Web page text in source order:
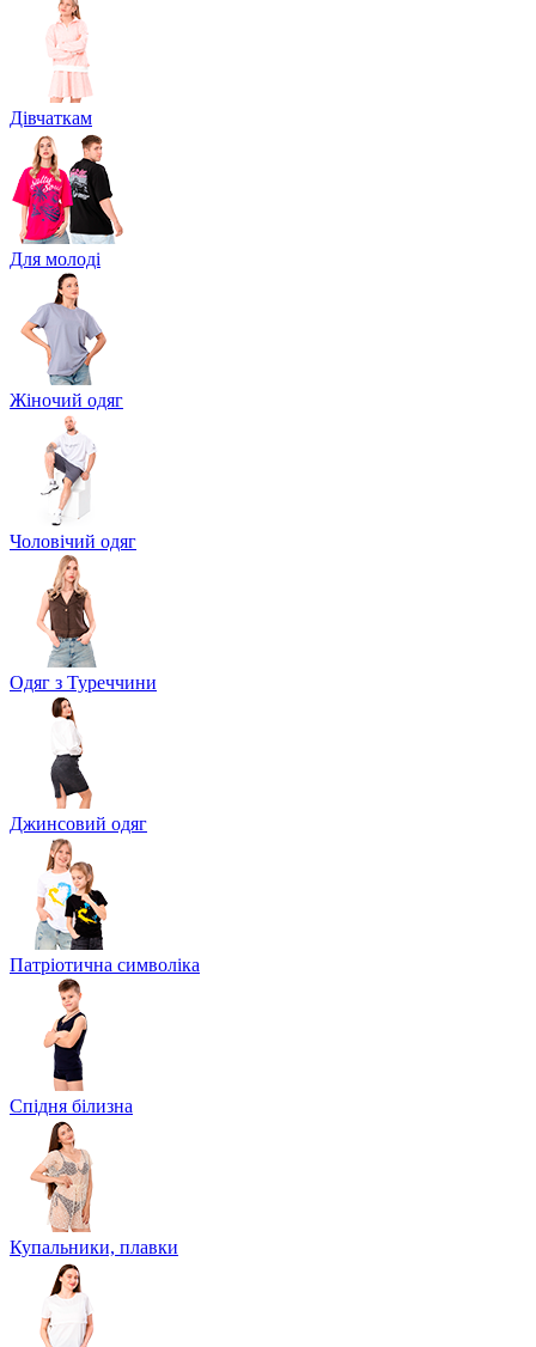
Дівчаткам
Для молоді
Жіночий одяг
Чоловічий одяг
Одяг з Туреччини
Джинсовий одяг
Патріотична символіка
Спідня білизна
Купальники, плавки